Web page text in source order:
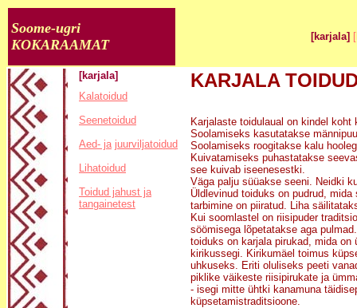
Soome-ugri
KOKARAAMAT
[karjala]
[karjala]
Kalatoidud
Seenetoidud
Aed- ja juurviljatoidud
Lihatoidud
Toidud jahust ja
tangainetest
KARJALA
Karjalaste toidulaual on kindel
Soolamiseks kasutatakse
Soolamiseks roogitakse kalu
Kuivatamiseks puhastatakse
see kuivab iseenesestki.
Väga palju süüakse seeni. Neidki
Üldlevinud toiduks on pudrud,
tarbimine on piiratud. Liha
Kui soomlastel on riisipuder
söömisega lõpetatakse aga
toiduks on karjala pirukad, mida
kirikussegi. Kirikumäel toimus
uhkuseks. Eriti oluliseks peeti
piklike väikeste riisipirukate ja
- isegi mitte ühtki kanamuna
küpsetamistraditsioone.